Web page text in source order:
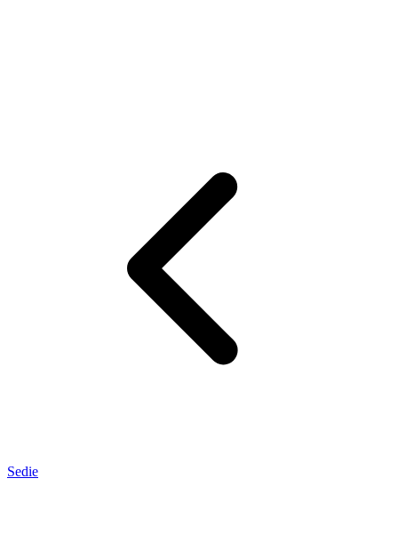
Sedie